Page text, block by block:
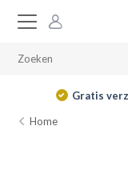
Gratis
Home